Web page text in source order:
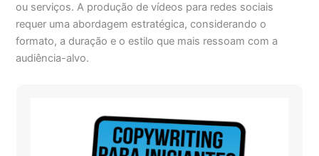
ou serviços. A produção de vídeos para redes sociais
requer uma abordagem estratégica, considerando o
formato, a duração e o estilo que mais ressoam com a
audiência-alvo.